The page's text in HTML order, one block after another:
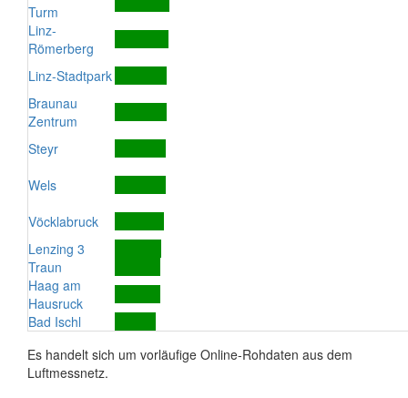
Turm
Linz-
Römerberg
Linz-Stadtpark
Braunau
Zentrum
Steyr
Wels
Vöcklabruck
Lenzing 3
Traun
Haag am
Hausruck
Bad Ischl
Es handelt sich um vorläufige Online-Rohdaten aus dem
Luftmessnetz.